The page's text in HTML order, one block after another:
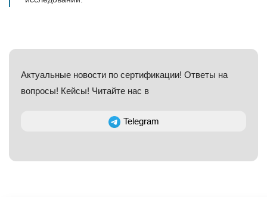
Актуальные новости по сертификации! Ответы на
вопросы! Кейсы! Читайте нас в
Telegram